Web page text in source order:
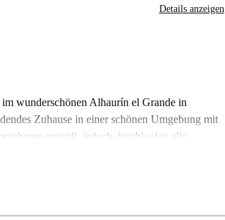
Details anzeigen
wunderschönen Alhaurín el Grande in
Zuhause in einer schönen Umgebung mit
geprüft, jedoch durchlaufen alle
Überprüfungsprozess, sodass Sie
La Cantina sowie dem Supermarkt